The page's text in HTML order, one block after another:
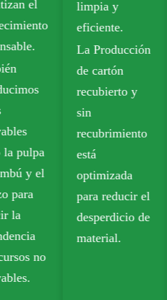
limpia y
eficiente.
La Producción
recubierto y
recubrimiento
está
optimizada
para reducir el
desperdicio de
material.
para